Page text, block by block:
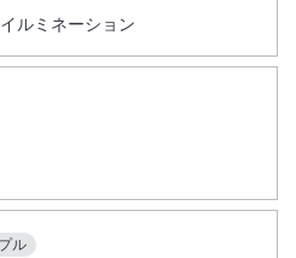
ルミネーション
ル